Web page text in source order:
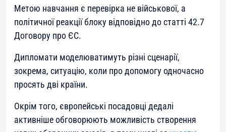
Метою навчання є перевірка не військової, а
політичної реакції блоку відповідно до статті 42.7
Договору про ЄС.
Дипломати моделюватимуть різні сценарії,
зокрема, ситуацію, коли про допомогу одночасно
просять дві країни.
Окрім того, європейські посадовці дедалі
активніше обговорюють можливість створення